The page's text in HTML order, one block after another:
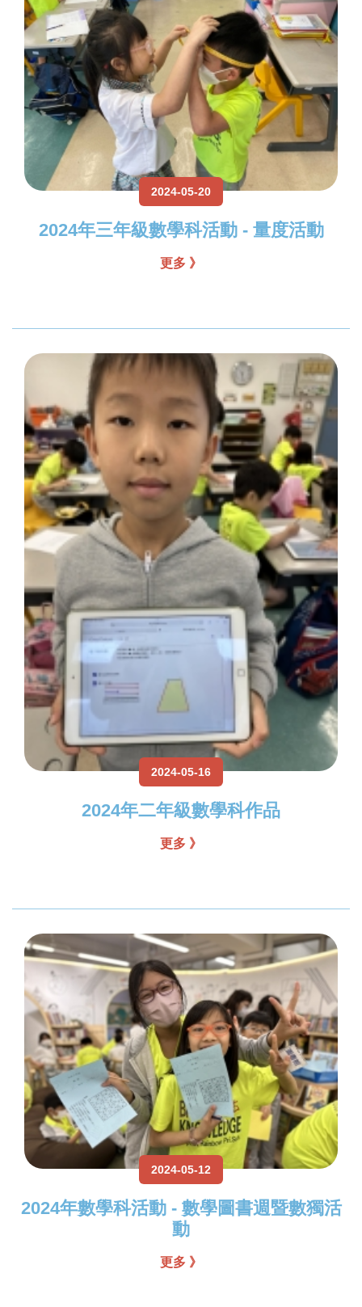
2024-05-20
2024年三年級數學科活動 - 量度活動
更多 》
2024-05-16
2024年二年級數學科作品
更多 》
2024-05-12
2024年數學科活動 - 數學圖書週暨數獨活
動
更多 》